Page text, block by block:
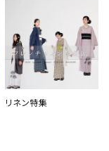
リネン特集